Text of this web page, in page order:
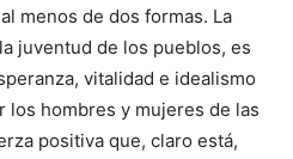
menos de dos formas. La
juventud de los pueblos, es
vitalidad e idealismo
los hombres y mujeres de las
positiva que, claro está,